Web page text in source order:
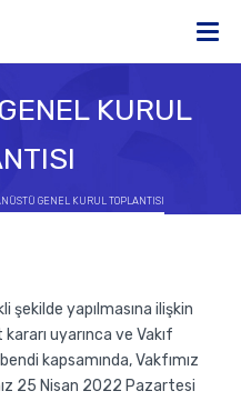
KURUL
GENEL KURUL TOPLANTISI
şekilde yapılmasına ilişkin
uyarınca ve Vakıf
kapsamında, Vakfımız
25 Nisan 2022 Pazartesi